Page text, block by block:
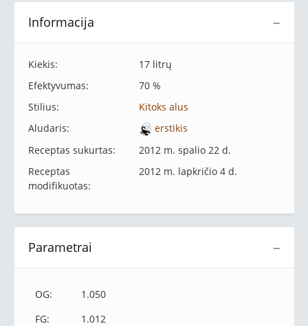
−
Informacija
Kiekis:
17 litrų
Efektyvumas:
70 %
Stilius:
Kitoks alus
Aludaris:
erstikis
Receptas sukurtas:
2012 m. spalio 22 d.
Receptas
modifikuotas:
2012 m. lapkričio 4 d.
−
Parametrai
OG:
1.050
FG:
1.012